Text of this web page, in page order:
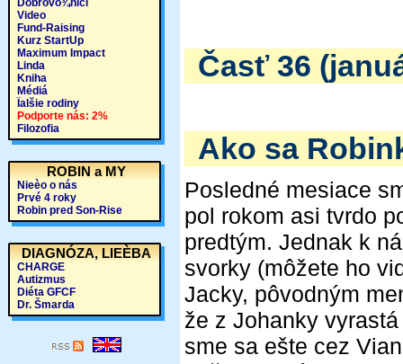
Dobrovo¾níci
Video
Fund-Raising
Kurz StartUp
Maximum Impact
Linda
Kniha
Médiá
Ïalšie rodiny
Podporte nás: 2%
Filozofia
ROBIN a MY
Nieèo o nás
Prvé 4 roky
Robin pred Son-Rise
DIAGNÓZA, LIEÈBA
CHARGE
Autizmus
Diéta GFCF
Dr. Šmarda
Časť 36
Ako sa
Posledné mesiace
pol rokom asi tvrdo
predtým. Jednak k
svorky (môžete ho
Jacky, pôvodným
že z Johanky
sme sa ešte cez